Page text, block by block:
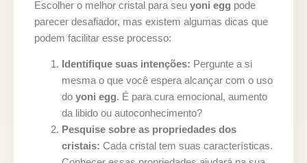
Escolher o melhor cristal para seu yoni egg pode
parecer desafiador, mas existem algumas dicas que
podem facilitar esse processo:
Identifique suas intenções: Pergunte a si
mesma o que você espera alcançar com o uso
do yoni egg. É para cura emocional, aumento
da libido ou autoconhecimento?
Pesquise sobre as propriedades dos
cristais: Cada cristal tem suas características.